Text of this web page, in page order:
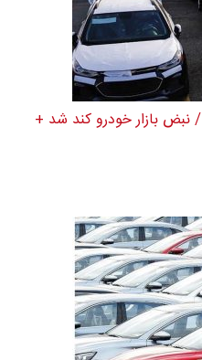
قیمت خودرو امروز 4 مرداد 1405 / نبض بازار خودرو کند شد +